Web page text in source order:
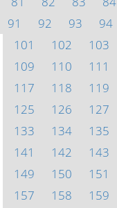
91
92 93 94
101
102 103
109
110 111
117
118 119
125
126 127
133
134 135
141
142 143
149
150 151
157
158 159